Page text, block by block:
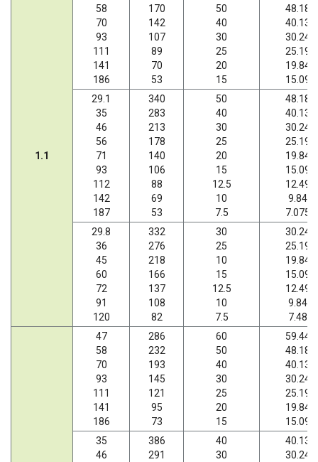
1.1
58
70
93
111
141
186
170
142
107
89
70
53
50
40
30
25
20
15
48.18
40.13
30.24
25.19
19.84
15.09
29.1
35
46
56
71
93
112
142
187
340
283
213
178
140
106
88
69
53
50
40
30
25
20
15
12.5
10
7.5
48.18
40.13
30.24
25.19
19.84
15.09
12.49
9.84
7.075
29.8
36
45
60
72
91
120
332
276
218
166
137
108
82
30
25
10
15
12.5
10
7.5
30.24
25.19
19.84
15.09
12.49
9.84
7.48
47
58
70
93
111
141
186
286
232
193
145
121
95
73
60
50
40
30
25
20
15
59.44
48.18
40.13
30.24
25.19
19.84
15.09
35
46
386
291
40
30
40.13
30.24